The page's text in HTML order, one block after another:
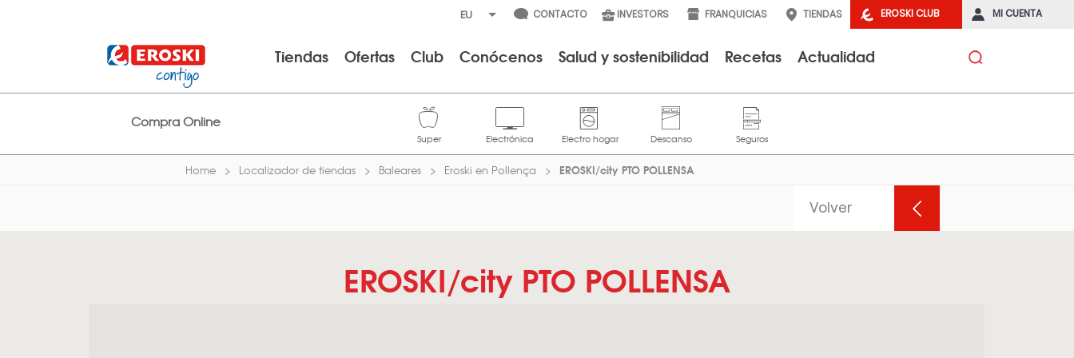
EROSKI CLUB MI CUENTA
CONTACTO INVESTORS FRANQUICIAS TIENDAS
Tiendas Ofertas Club Conócenos Salud y sostenibilidad Recetas Actualidad
Compra Online
Home Localizador de tiendas Baleares Eroski en Pollença EROSKI/city PTO POLLENSA
Volver
EROSKI/city PTO POLLENSA